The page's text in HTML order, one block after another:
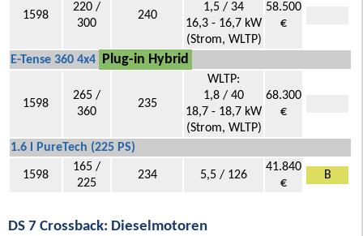
1598
220 /
300
240
1,5 / 34
16,3 - 16,7 kW
(Strom, WLTP)
58.500
€
E-Tense 360 4x4 Plug-in Hybrid
1598
265 /
360
235
WLTP:
1,8 / 40
18,7 - 18,7 kW
(Strom, WLTP)
68.300
€
1.6 l PureTech (225 PS)
1598
165 /
225
234 5,5 / 126
41.840
€
B
DS 7 Crossback: Dieselmotoren